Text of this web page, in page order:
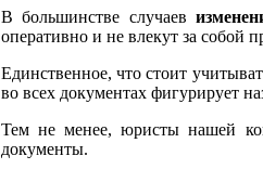
В большинстве случаев
оперативно и не влекут за собой
Единственное, что стоит
во всех документах фигурирует
Тем не менее, юристы нашей
документы.